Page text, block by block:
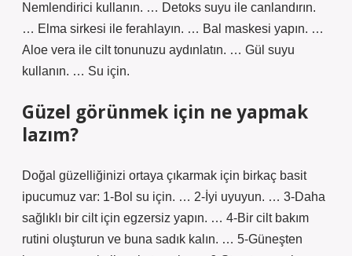
Nemlendirici kullanın. … Detoks suyu ile canlandırın.
… Elma sirkesi ile ferahlayın. … Bal maskesi yapın. …
Aloe vera ile cilt tonunuzu aydınlatın. … Gül suyu
kullanın. … Su için.
Güzel görünmek için ne yapmak
lazım?
Doğal güzelliğinizi ortaya çıkarmak için birkaç basit
ipucumuz var: 1-Bol su için. … 2-İyi uyuyun. … 3-Daha
sağlıklı bir cilt için egzersiz yapın. … 4-Bir cilt bakım
rutini oluşturun ve buna sadık kalın. … 5-Güneşten